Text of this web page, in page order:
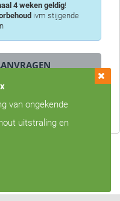
4 weken geldig!
ivm stijgende
uw gegevens nooit met
van ongekende
uitstraling en